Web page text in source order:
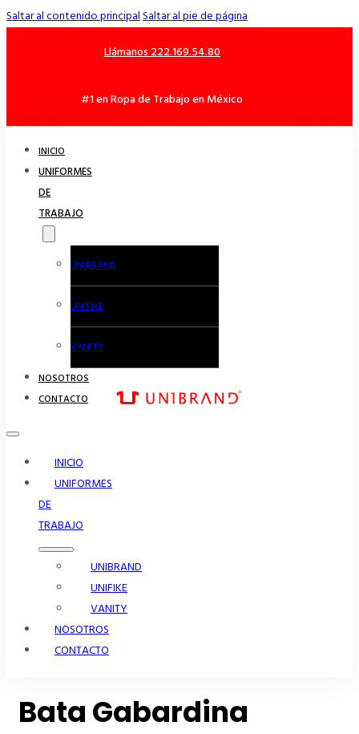
Saltar al contenido principalSaltar al pie de página
Llámanos 222.169.54.80
#1 en Ropa de Trabajo en México
INICIO
UNIFORMES
DE
TRABAJO
UNIBRAND
UNIFIKE
VANITY
NOSOTROS
CONTACTO
INICIO
UNIFORMES
DE
TRABAJO
UNIBRAND
UNIFIKE
VANITY
NOSOTROS
CONTACTO
Bata Gabardina